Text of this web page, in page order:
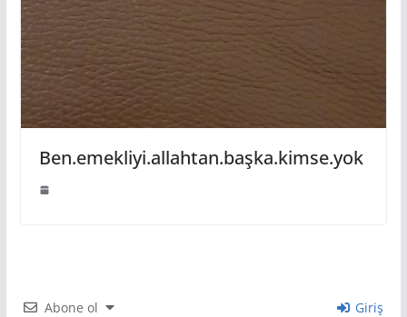
Ben.emekliyi.allahtan.başka.kimse.yok
Abone ol Giriş